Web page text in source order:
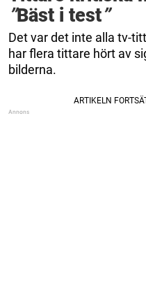
”Bäst i test”
Det var det inte alla tv-
har flera tittare hört av
bilderna.